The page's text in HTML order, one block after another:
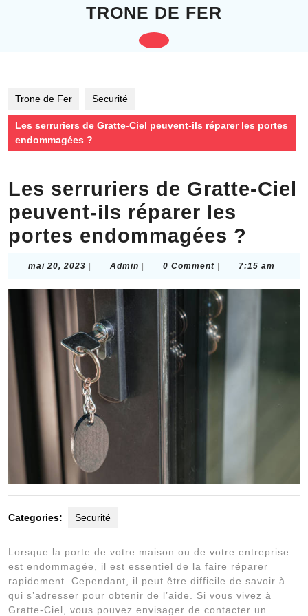
TRONE DE FER
Open
Trone de Fer Securité
Les serruriers de Gratte-Ciel peuvent-ils réparer les portes
endommagées ?
Les serruriers de Gratte-Ciel
peuvent-ils réparer les
portes endommagées ?
mai 20, 2023 mai
2023
Admin Admin0 Comment 7:15 am
Categories: Securité
Lorsque la porte de votre maison ou de votre entreprise
est endommagée, il est essentiel de la faire réparer
rapidement. Cependant, il peut être difficile de savoir à
qui s’adresser pour obtenir de l’aide. Si vous vivez à
Gratte-Ciel, vous pouvez envisager de contacter un